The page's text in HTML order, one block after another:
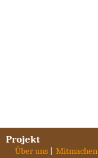
Projekt
Über uns Mitmachen